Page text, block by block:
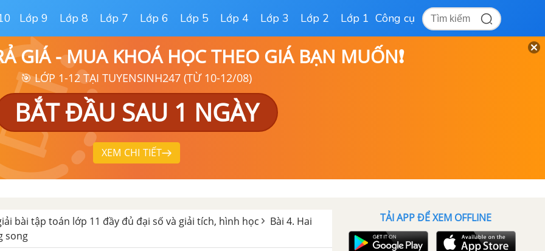
Lớp 9 Lớp 8 Lớp 7 Lớp 6 Lớp 5 Lớp 4 Lớp 3 Lớp 2 Lớp 1 Công cụ
GIÁ - MUA KHOÁ HỌC THEO GIÁ BẠN MUỐN❗
🎯 LỚP 1-12 TẠI TUYENSINH247 (TỪ 10-12/08)
BẮT ĐẦU SAU 1 NGÀY
XEM CHI TIẾT
bài tập toán lớp 11 đầy đủ đại số và giải tích, hình học
Bài 4. Hai
song
TẢI APP ĐỂ XEM OFFLINE